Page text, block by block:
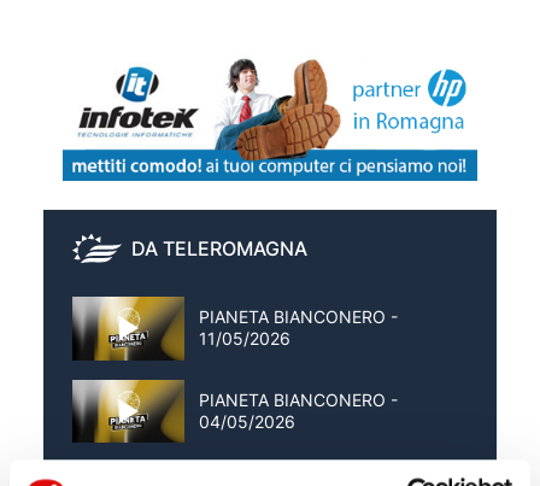
DA TELEROMAGNA
PIANETA BIANCONERO -
11/05/2026
PIANETA BIANCONERO -
04/05/2026